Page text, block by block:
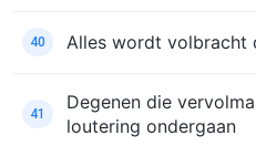
40 Alles wordt volbracht
41
Degenen die
loutering ondergaan